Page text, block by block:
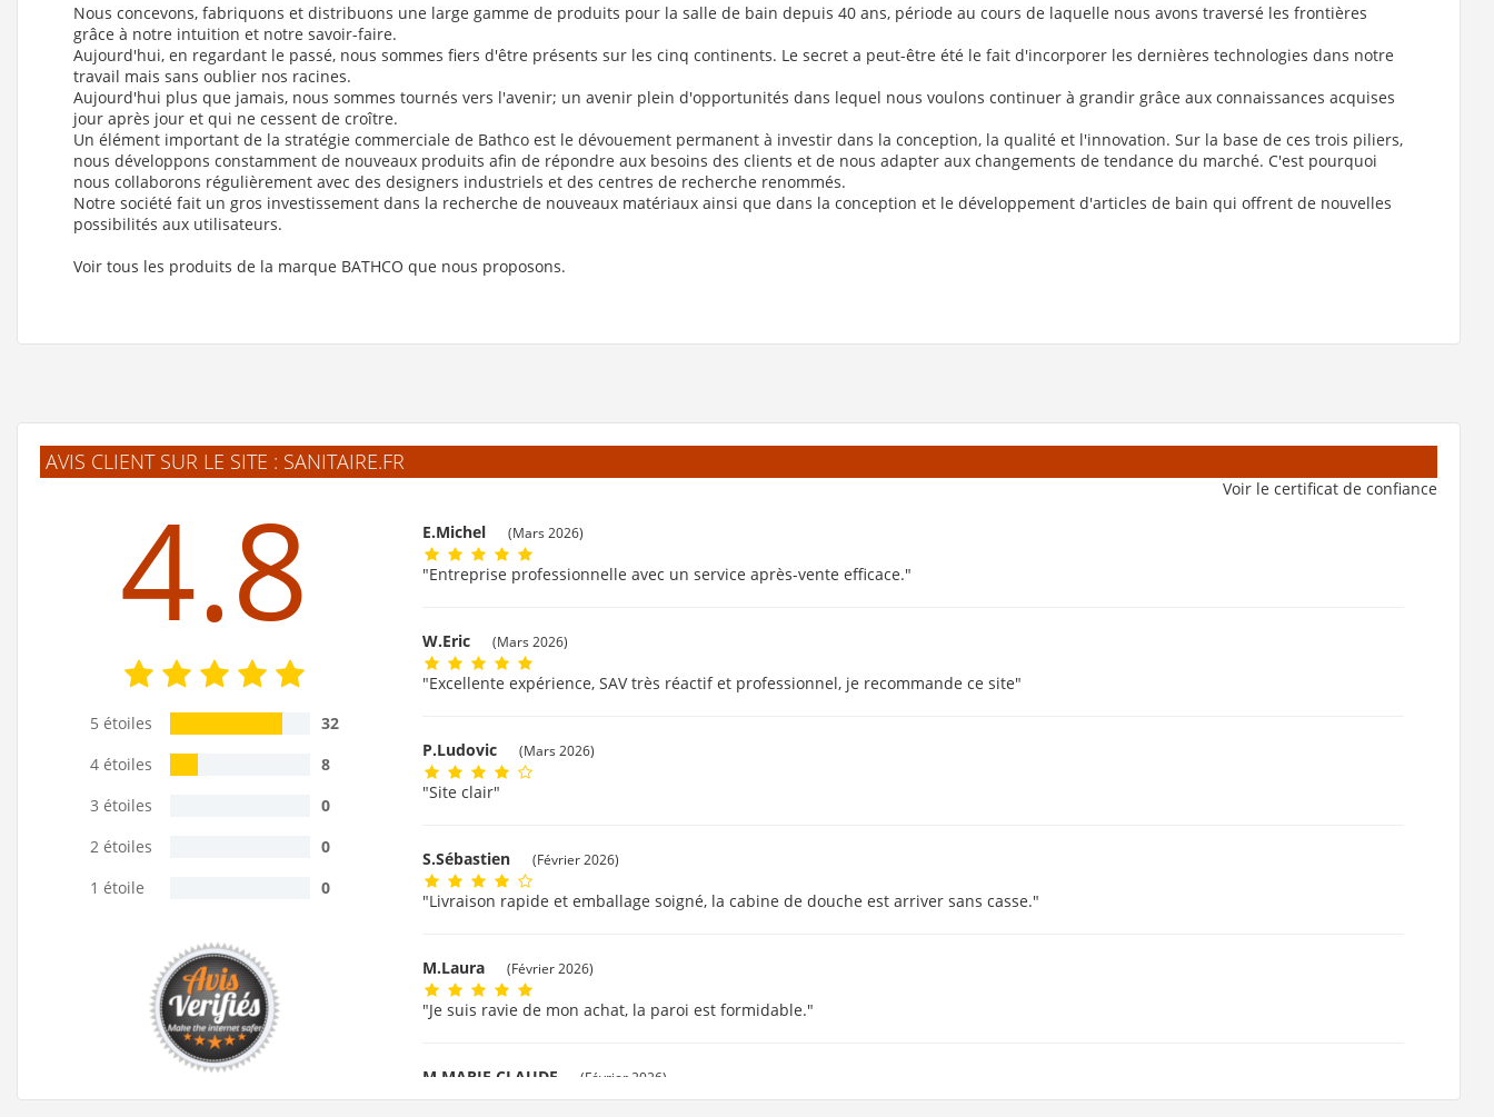
Nous concevons, fabriquons et distribuons une large gamme de produits pour la salle de bain depuis 40 ans, période au cours de laquelle nous avons traversé les frontières
grâce à notre intuition et notre savoir-faire.
Aujourd'hui, en regardant le passé, nous sommes fiers d'être présents sur les cinq continents. Le secret a peut-être été le fait d'incorporer les dernières technologies dans notre
travail mais sans oublier nos racines.
Aujourd'hui plus que jamais, nous sommes tournés vers l'avenir; un avenir plein d'opportunités dans lequel nous voulons continuer à grandir grâce aux connaissances acquises
jour après jour et qui ne cessent de croître.
Un élément important de la stratégie commerciale de Bathco est le dévouement permanent à investir dans la conception, la qualité et l'innovation. Sur la base de ces trois piliers,
nous développons constamment de nouveaux produits afin de répondre aux besoins des clients et de nous adapter aux changements de tendance du marché. C'est pourquoi
nous collaborons régulièrement avec des designers industriels et des centres de recherche renommés.
Notre société fait un gros investissement dans la recherche de nouveaux matériaux ainsi que dans la conception et le développement d'articles de bain qui offrent de nouvelles
possibilités aux utilisateurs.
Voir tous les produits de la marque BATHCO que nous proposons.
AVIS CLIENT SUR LE SITE : SANITAIRE.FR
Voir le certificat de confiance
4.8
5 étoiles
32
4 étoiles
8
3 étoiles
0
2 étoiles
0
1 étoile
0
E.Michel (Mars 2026)
"Entreprise professionnelle avec un service après-vente efficace."
W.Eric (Mars 2026)
"Excellente expérience, SAV très réactif et professionnel, je recommande ce site"
P.Ludovic (Mars 2026)
"Site clair"
S.Sébastien (Février 2026)
"Livraison rapide et emballage soigné, la cabine de douche est arriver sans casse."
M.Laura (Février 2026)
"Je suis ravie de mon achat, la paroi est formidable."
M.MARIE CLAUDE (Février 2026)